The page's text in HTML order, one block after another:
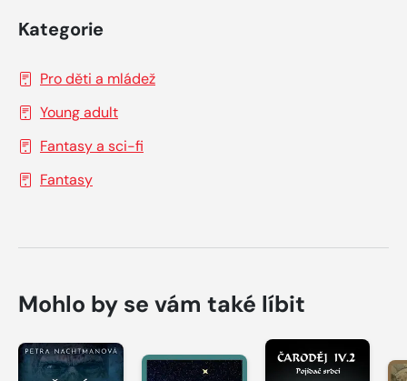
Kategorie
Pro děti a mládež
Young adult
Fantasy a sci-fi
Fantasy
Mohlo by se vám také líbit